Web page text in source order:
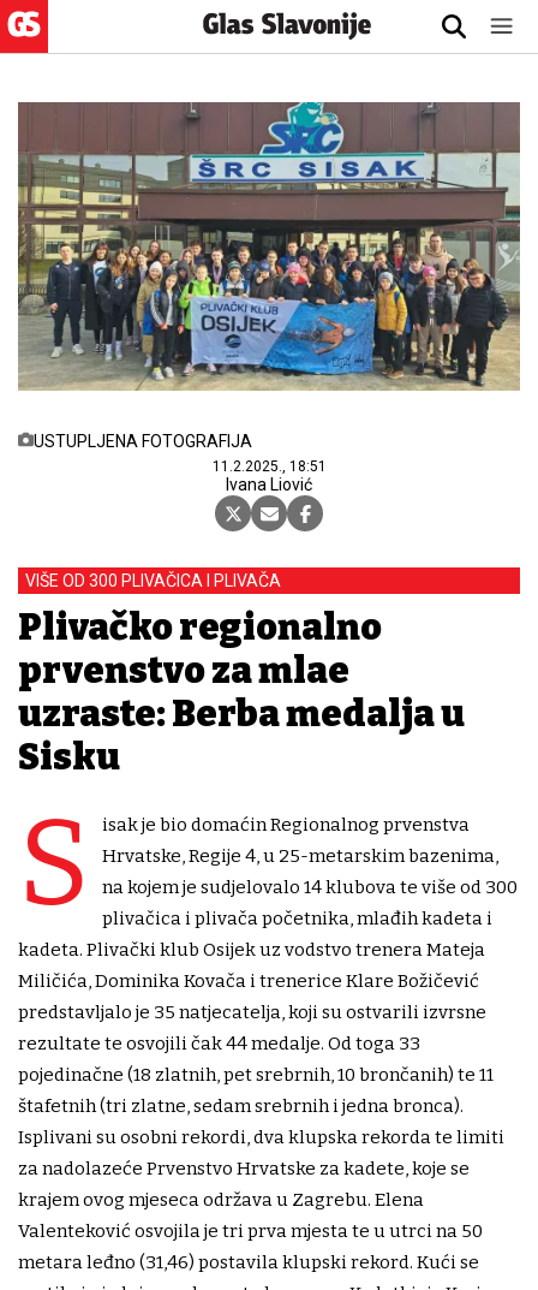
USTUPLJENA FOTOGRAFIJA
11.2.2025., 18:51
Ivana Liović
VIŠE OD 300 PLIVAČICA I PLIVAČA
Plivačko regionalno
prvenstvo za mlađe
uzraste: Berba medalja u
Sisku
S
isak je bio domaćin Regionalnog prvenstva
Hrvatske, Regije 4, u 25-metarskim bazenima,
na kojem je sudjelovalo 14 klubova te više od 300
plivačica i plivača početnika, mlađih kadeta i
kadeta. Plivački klub Osijek uz vodstvo trenera Mateja
Miličića, Dominika Kovača i trenerice Klare Božičević
predstavljalo je 35 natjecatelja, koji su ostvarili izvrsne
rezultate te osvojili čak 44 medalje. Od toga 33
pojedinačne (18 zlatnih, pet srebrnih, 10 brončanih) te 11
štafetnih (tri zlatne, sedam srebrnih i jedna bronca).
Isplivani su osobni rekordi, dva klupska rekorda te limiti
za nadolazeće Prvenstvo Hrvatske za kadete, koje se
krajem ovog mjeseca održava u Zagrebu. Elena
Valenteković osvojila je tri prva mjesta te u utrci na 50
metara leđno (31,46) postavila klupski rekord. Kući se